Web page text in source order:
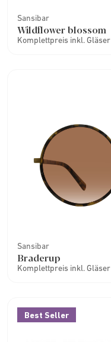
Sansibar
Wildflower blossom
Komplettpreis inkl. Gläser
Sansibar
Braderup
Komplettpreis inkl. Gläser
Best Seller